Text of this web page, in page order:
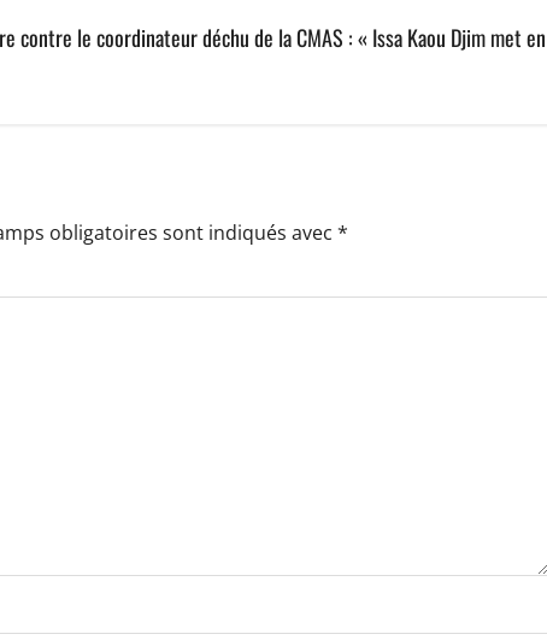
contre le coordinateur déchu de la CMAS : « Issa Kaou Djim met en
obligatoires sont indiqués avec *